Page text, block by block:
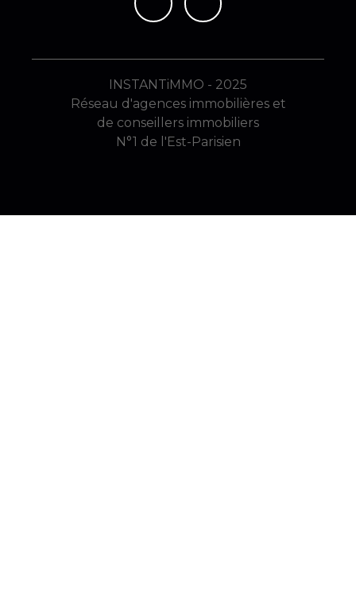
INSTANTiMMO - 2025
Réseau d'agences immobilières et
de conseillers immobiliers
N°1 de l'Est-Parisien